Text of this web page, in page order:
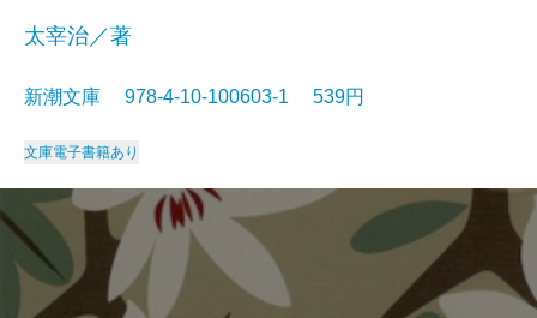
太宰治／著
新潮文庫 978-4-10-100603-1 539円
文庫電子書籍あり